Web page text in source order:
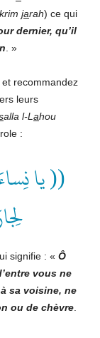
jarah) ce qui
dernier, qu’il
. »
recommandez
leurs
alla l-L ahou
:
(( يا
signifie : « Ô
vous ne
sa voisine, ne
ou de chèvre